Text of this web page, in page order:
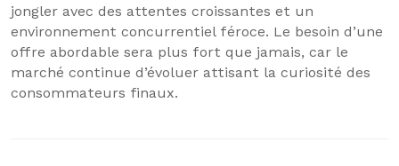
jongler avec des attentes croissantes et un
environnement concurrentiel féroce. Le besoin d’une
offre abordable sera plus fort que jamais, car le
marché continue d’évoluer attisant la curiosité des
consommateurs finaux.